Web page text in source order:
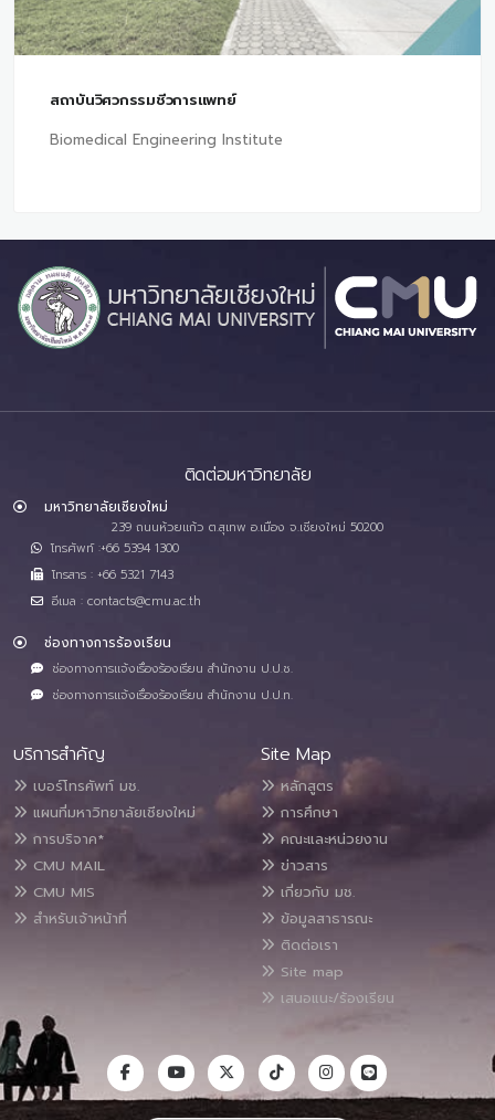
สถาบันวิศวกรรมชีวการแพทย์
Biomedical Engineering Institute
ติดต่อมหาวิทยาลัย
มหาวิทยาลัยเชียงใหม่
239 ถนนห้วยแก้ว ต.สุเทพ อ.เมือง จ.เชียงใหม่ 50200
โทรศัพท์ :+66 5394 1300
โทรสาร : +66 5321 7143
อีเมล : contacts@cmu.ac.th
ช่องทางการร้องเรียน
ช่องทางการแจ้งเรื่องร้องเรียน สำนักงาน ป.ป.ช.
ช่องทางการแจ้งเรื่องร้องเรียน สำนักงาน ป.ป.ท.
บริการสำคัญ
เบอร์โทรศัพท์ มช.
แผนที่มหาวิทยาลัยเชียงใหม่
การบริจาค*
CMU MAIL
CMU MIS
สำหรับเจ้าหน้าที่
Site Map
หลักสูตร
การศึกษา
คณะและหน่วยงาน
ข่าวสาร
เกี่ยวกับ มช.
ข้อมูลสาธารณะ
ติดต่อเรา
Site map
เสนอแนะ/ร้องเรียน